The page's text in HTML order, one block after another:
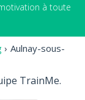
à toute
› Aulnay-sous-
TrainMe.